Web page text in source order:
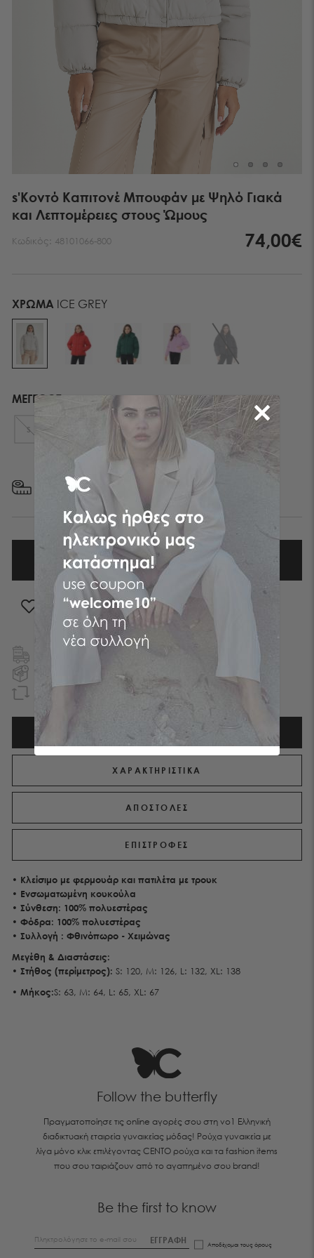
s'Κοντό Καπιτονέ Μπουφάν με Ψηλό Γιακά
και Λεπτομέρειες στους Ώμους
Κωδικός: 48101066-800 74,00€
ΧΡΏΜΑ ICE GREY
ΜΕΓΕΘΟΣ
S
ΜΕΓΕΘΟΛΟΓΙΟ
ΠΡΟΣΘΗΚΗ ΣΤΑ ΑΓΑΠΗΜΕΝΑ
ΔΩΡΕΑΝ ΜΕΤΑΦΟΡΙΚA ΣΕ ΕΛΛΑΔΑ ΚΑΙ ΚΥΠΡΟ
ΕΝΤΟΣ ΑΤΤΙΚΗΣ
EΠΙΣΤΡΟΦΗ ΧΡΗΜΑΤΩΝ
ΕΝΤΟΣ 90 ΗΜΕΡΩΝ
ΠΕΡΙΓΡΑΦΉ
ΧΑΡΑΚΤΗΡΙΣΤΙΚΑ
ΑΠΟΣΤΟΛΕΣ
ΕΠΙΣΤΡΟΦΕΣ
• Κλείσιμο με φερμουάρ και πατιλέτα με τρουκ
• Ενσωματωμένη κουκούλα
• Σύνθεση: 100% πολυεστέρας
• Φόδρα: 100% πολυεστέρας
• Συλλογή : Φθινόπωρο - Χειμώνας
Μεγέθη & Διαστάσεις:
• Στήθος (περίμετρος): S: 120, M: 126, L: 132, XL: 138
• Μήκος:S: 63, M: 64, L: 65, XL: 67
Follow the butterfly
Πραγματοποίησε τις online αγορές σου στη νο1 Ελληνική
διαδικτυακή εταιρεία γυναικείας μόδας! Ρούχα γυναικεία με
λίγα μόνο κλικ επιλέγοντας CENTO ρούχα και τα fashion items
που σου ταιριάζουν από το αγαπημένο σου brand!
Be the first to know
ΕΓΓΡΑΦΗ Αποδέχομαι τους όρους